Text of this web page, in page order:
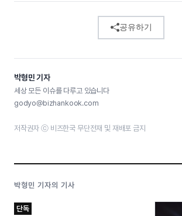
공유하기
박형민 기자
세상 모든 이슈를 다루고 있습니다
godyo@bizhankook.com
저작권자 ⓒ 비즈한국 무단전재 및 재배포 금지
박형민 기자의 기사
단독